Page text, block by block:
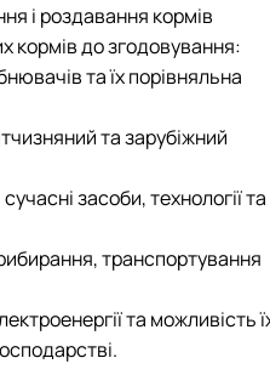
і роздавання кормів
кормів до згодовування:
та їх порівняльна
та зарубіжний
засоби, технології та
транспортування
та можливість